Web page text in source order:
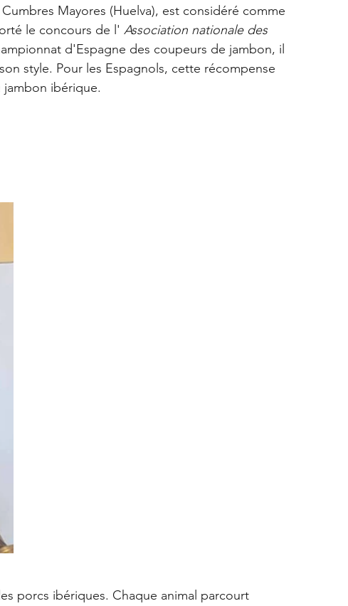
Mayores (Huelva), est considéré comme
le concours de l' Association nationale des
d'Espagne des coupeurs de jambon, il
style. Pour les Espagnols, cette récompense
ibérique.
porcs ibériques. Chaque animal parcourt